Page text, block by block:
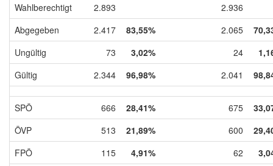
Wahlberechtigt
2.893
2.936
Abgegeben
2.417 83,55% 2.065
Ungültig
73 3,02% 24
Gültig
2.344 96,98% 2.041
SPÖ 666 28,41% 675
ÖVP
513 21,89% 600
FPÖ
115 4,91% 62